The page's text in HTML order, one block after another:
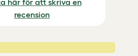
här för att skriva en
recension